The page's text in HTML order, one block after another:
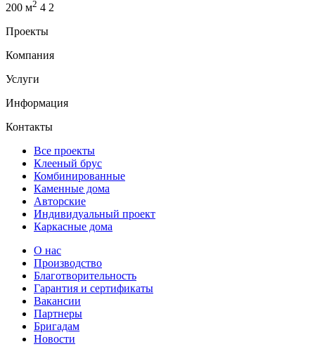
200 м2 4 2
Проекты
Компания
Услуги
Информация
Контакты
Все проекты
Клееный брус
Комбинированные
Каменные дома
Авторские
Индивидуальный проект
Каркасные дома
О нас
Производство
Благотворительность
Гарантия и сертификаты
Вакансии
Партнеры
Бригадам
Новости